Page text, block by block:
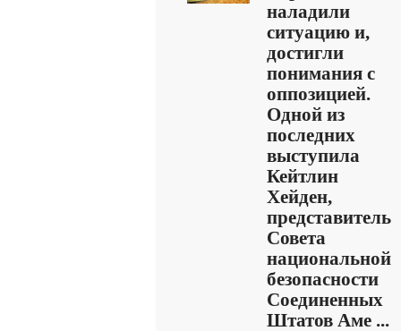
наладили
ситуацию и,
достигли
понимания с
оппозицией.
Одной из
последних
выступила
Кейтлин
Хейден,
представитель
Совета
национальной
безопасности
Соединенных
Штатов Аме ...